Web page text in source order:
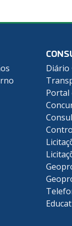
Diário
Portal